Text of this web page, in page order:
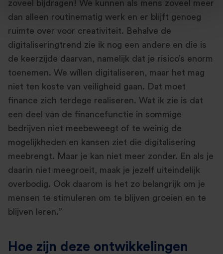
zoveel bijdragen! We kunnen als mens zoveel meer
dan alleen routinematig werk en er blijft genoeg
ruimte over voor creativiteit. Behalve de
digitaliseringtrend zie ik nog een andere en die is
de keerzijde daarvan, namelijk dat je risico’s enorm
toenemen. We wíllen digitaliseren, maar het mag
niet ten koste van veiligheid gaan. Dat moet
finance zich terdege realiseren. Wat ik zie is dat
een deel van de financefunctie in sommige
bedrijven niet meebeweegt of te weinig de
mogelijkheden en kansen ziet die digitalisering
meebrengt. Maar je kan niet meer zonder. En als je
daarin niet meegroeit, maak je jezelf uiteindelijk
overbodig. Ook daarom is het zo belangrijk om je
mensen te stimuleren om te blijven groeien en te
blijven leren.”
Hoe zijn deze ontwikkelingen